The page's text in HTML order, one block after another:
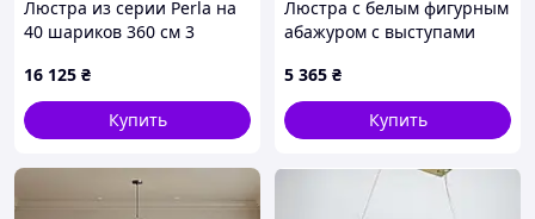
Люстра из серии Perla на
40 шариков 360 см 3
16 125 ₴
Купить
Люстра с белым фигурным
абажуром с выступами
5 365 ₴
Купить